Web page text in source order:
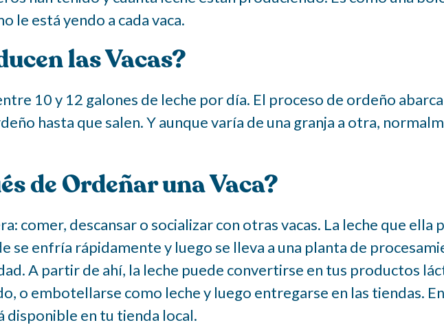
le está yendo a cada vaca.
las Vacas?
10 y 12 galones de leche por día. El proceso de ordeño
hasta que salen. Y aunque varía de una granja a otra,
de Ordeñar una Vaca?
comer, descansar o socializar con otras vacas. La leche que ella
se enfría rápidamente y luego se lleva a una planta de
A partir de ahí, la leche puede convertirse en tus productos
o embotellarse como leche y luego entregarse en las tiendas.
disponible en tu tienda local.